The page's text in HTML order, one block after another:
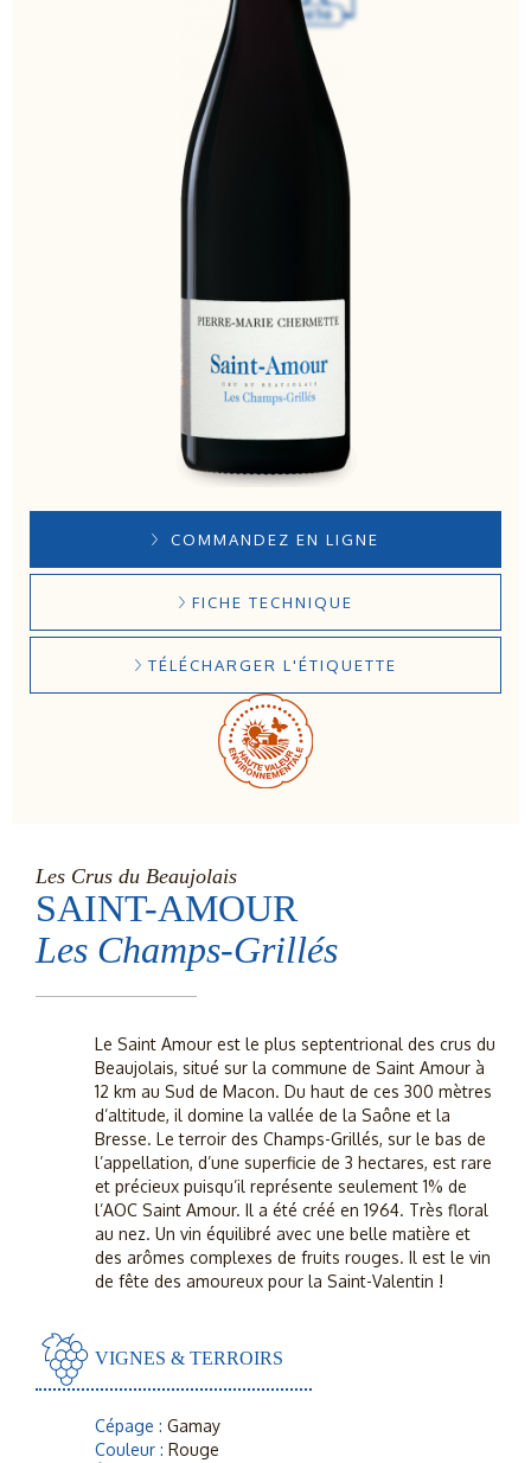
COMMANDEZ EN LIGNE
FICHE TECHNIQUE
TÉLÉCHARGER L'ÉTIQUETTE
Les Crus du Beaujolais
SAINT-AMOUR
Les Champs-Grillés
Le Saint Amour est le plus septentrional des crus du
Beaujolais, situé sur la commune de Saint Amour à
12 km au Sud de Macon. Du haut de ces 300 mètres
d’altitude, il domine la vallée de la Saône et la
Bresse. Le terroir des Champs-Grillés, sur le bas de
l’appellation, d’une superficie de 3 hectares, est rare
et précieux puisqu’il représente seulement 1% de
l’AOC Saint Amour. Il a été créé en 1964. Très floral
au nez. Un vin équilibré avec une belle matière et
des arômes complexes de fruits rouges. Il est le vin
de fête des amoureux pour la Saint-Valentin !
VIGNES & TERROIRS
Cépage : Gamay
Couleur : Rouge